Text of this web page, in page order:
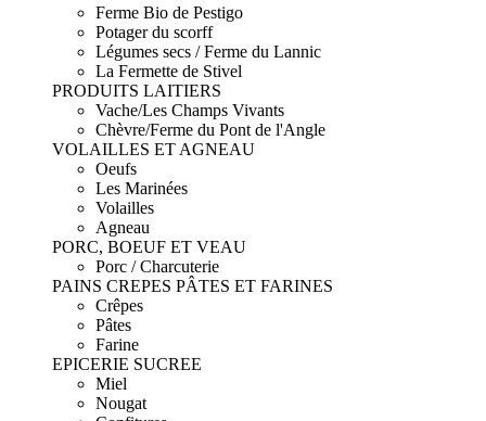
Ferme Bio de Pestigo
Potager du scorff
Légumes secs / Ferme du Lannic
La Fermette de Stivel
PRODUITS LAITIERS
Vache/Les Champs Vivants
Chèvre/Ferme du Pont de l'Angle
VOLAILLES ET AGNEAU
Oeufs
Les Marinées
Volailles
Agneau
PORC, BOEUF ET VEAU
Porc / Charcuterie
PAINS CREPES PÂTES ET FARINES
Crêpes
Pâtes
Farine
EPICERIE SUCREE
Miel
Nougat